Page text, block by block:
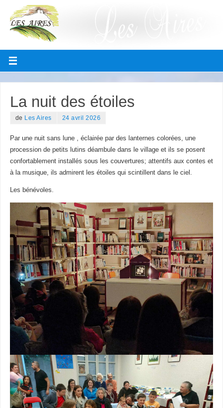
La nuit des étoiles
de Les Aires 24 avril 2026
Par une nuit sans lune , éclairée par des lanternes colorées, une
procession de petits lutins déambule dans le village et ils se posent
confortablement installés sous les couvertures; attentifs aux contes et
à la musique, ils admirent les étoiles qui scintillent dans le ciel.
Les bénévoles.